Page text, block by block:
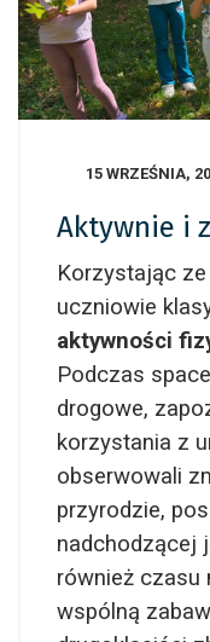
15 WRZEŚNIA,
Aktywnie i
Korzystając
uczniowie
aktywności
Podczas
drogowe,
korzystania z
obserwowali
przyrodzie,
nadchodzącej
również czasu
wspólną